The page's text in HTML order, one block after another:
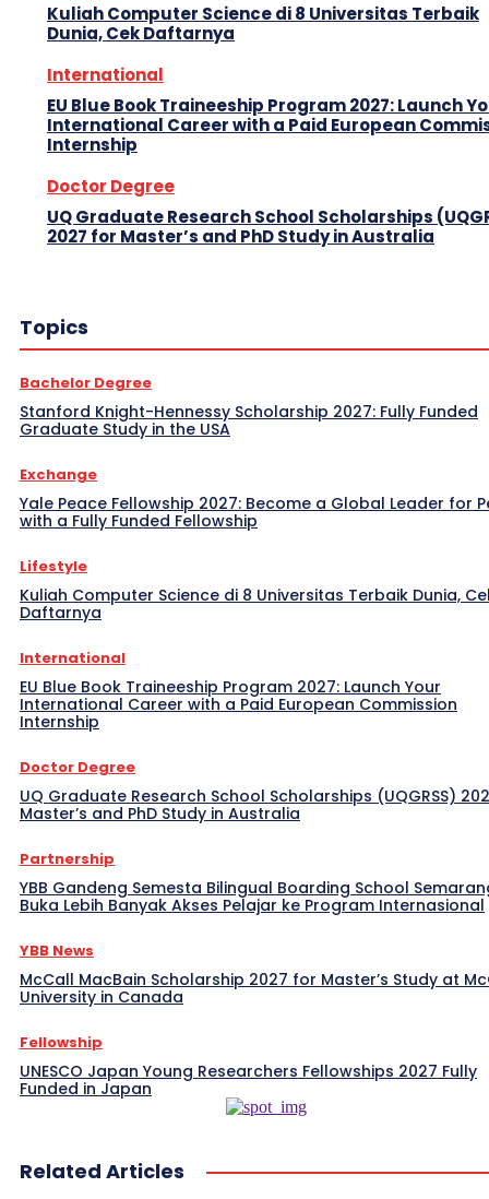
Kuliah Computer Science di 8 Universitas Terbaik
Dunia, Cek Daftarnya
International
EU Blue Book Traineeship Program 2027: Launch
International Career with a Paid European
Internship
Doctor Degree
UQ Graduate Research School Scholarships
2027 for Master’s and PhD Study in Australia
Topics
Bachelor Degree
Stanford Knight-Hennessy Scholarship 2027: Fully Funded
Graduate Study in the USA
Exchange
Yale Peace Fellowship 2027: Become a Global Leader for
with a Fully Funded Fellowship
Lifestyle
Kuliah Computer Science di 8 Universitas Terbaik Dunia,
Daftarnya
International
EU Blue Book Traineeship Program 2027: Launch Your
International Career with a Paid European Commission
Internship
Doctor Degree
UQ Graduate Research School Scholarships (UQGRSS)
Master’s and PhD Study in Australia
Partnership
YBB Gandeng Semesta Bilingual Boarding School
Buka Lebih Banyak Akses Pelajar ke Program Internasional
YBB News
McCall MacBain Scholarship 2027 for Master’s Study at
University in Canada
Fellowship
UNESCO Japan Young Researchers Fellowships 2027 Fully
Funded in Japan
Related Articles